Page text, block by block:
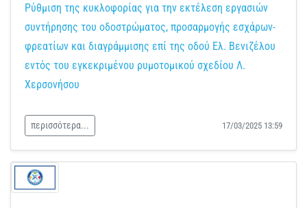
Ρύθμιση της κυκλοφορίας για την εκτέλεση εργασιών
συντήρησης του οδοστρώματος, προσαρμογής εσχάρων-
φρεατίων και διαγράμμισης επί της οδού Ελ. Βενιζέλου
εντός του εγκεκριμένου ρυμοτομικού σχεδίου Λ.
Χερσονήσου
περισσότερα... 17/03/2025 13:59